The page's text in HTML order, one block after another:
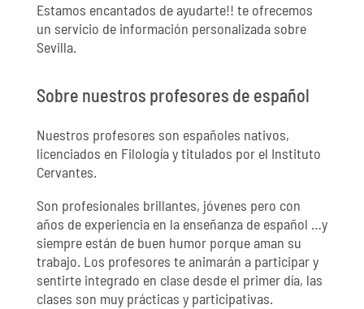
Estamos encantados de ayudarte!! te ofrecemos
un servicio de información personalizada sobre
Sevilla.
Sobre nuestros profesores de español
Nuestros profesores son españoles nativos,
licenciados en Filología y titulados por el Instituto
Cervantes.
Son profesionales brillantes, jóvenes pero con
años de experiencia en la enseñanza de español …y
siempre están de buen humor porque aman su
trabajo. Los profesores te animarán a participar y
sentirte integrado en clase desde el primer día, las
clases son muy prácticas y participativas.